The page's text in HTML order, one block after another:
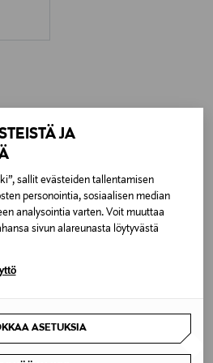
JA
sallit evästeiden tallentamisen
personointia, sosiaalisen median
analysointia varten. Voit muuttaa
sivun alareunasta löytyvästä
ASETUKSIA